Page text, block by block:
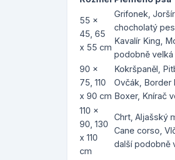
55 x
45, 65
x 55 cm
Grifonek,
chocholatý
Kavalír King,
podobně velká
90 x
75, 110
x 90 cm
Kokršpaněl,
Ovčák, Border
Boxer, Knírač
110 x
90, 130
x 110
cm
Chrt, Aljašský
Cane corso,
další podobně